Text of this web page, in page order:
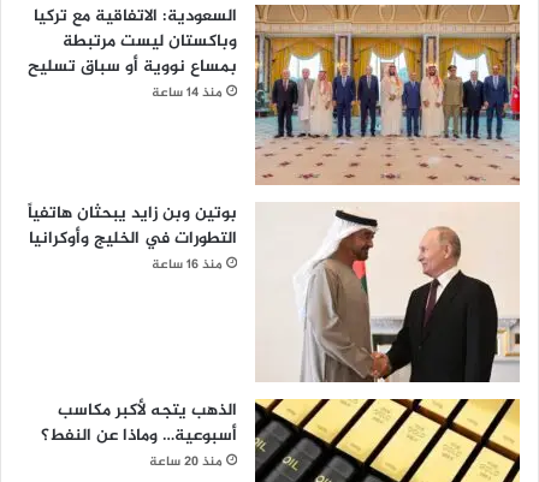
السعودية: الاتفاقية مع تركيا
وباكستان ليست مرتبطة
بمساع نووية أو سباق تسليح
منذ 14 ساعة
بوتين وبن زايد يبحثان هاتفياً
التطورات في الخليج وأوكرانيا
منذ 16 ساعة
الذهب يتجه لأكبر مكاسب
أسبوعية… وماذا عن النفط؟
منذ 20 ساعة